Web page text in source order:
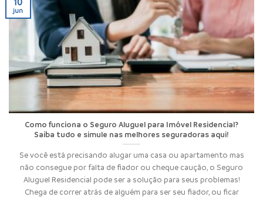
Como funciona o Seguro Aluguel para Imóvel Residencial?
Saiba tudo e simule nas melhores seguradoras aqui!
Se você está precisando alugar uma casa ou apartamento mas
não consegue por falta de fiador ou cheque caução, o Seguro
Aluguel Residencial pode ser a solução para seus problemas!
Chega de correr atrás de alguém para ser seu fiador, ou ficar
jun